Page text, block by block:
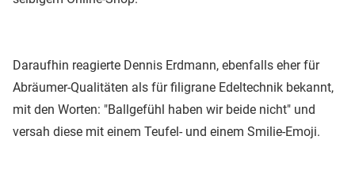
Daraufhin reagierte Dennis Erdmann, ebenfalls eher für
Abräumer-Qualitäten als für filigrane Edeltechnik bekannt,
mit den Worten: "Ballgefühl haben wir beide nicht" und
versah diese mit einem Teufel- und einem Smilie-Emoji.